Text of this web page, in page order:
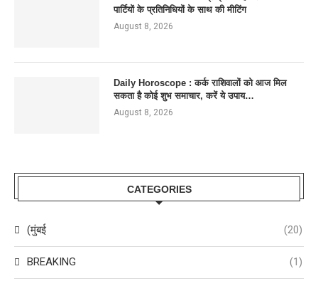
पार्टियों के प्रतिनिधियों के साथ की मीटिंग
August 8, 2026
Daily Horoscope : कर्क राशिवालों को आज मिल
सकता है कोई शुभ समाचार, करें ये उपाय…
August 8, 2026
CATEGORIES
(मुंबई (20)
BREAKING (1)